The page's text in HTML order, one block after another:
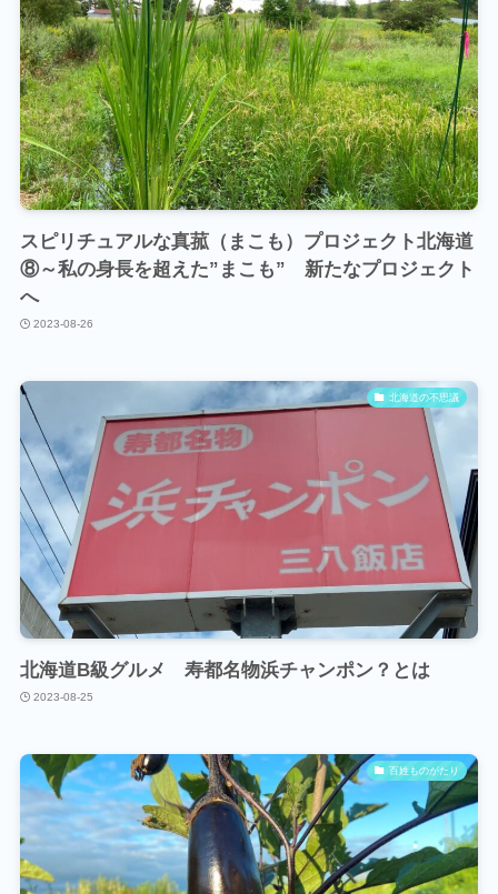
スピリチュアルな真菰（まこも）プロジェクト北海道
⑧～私の身長を超えた”まこも” 新たなプロジェクト
へ
2023-08-26
北海道の不思議
北海道B級グルメ 寿都名物浜チャンポン？とは
2023-08-25
百姓ものがたり